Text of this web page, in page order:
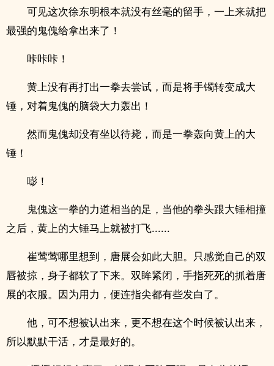
可见这次徐东明根本就没有丝毫的留手，一上来就把
最强的鬼傀给拿出来了！
咔咔咔！
黄上没有再打出一拳去尝试，而是将手镯转变成大
锤，对着鬼傀的脑袋大力轰出！
然而鬼傀却没有坐以待毙，而是一拳轰向黄上的大
锤！
嘭！
鬼傀这一拳的力道相当的足，当他的拳头跟大锤相撞
之后，黄上的大锤马上就被打飞......
崔莺莺哪里想到，唐展会如此大胆。只感觉自己的双
唇被掠，身子都软了下来。双眸紧闭，手指死死的抓着唐
展的衣服。因为用力，便连指尖都有些发白了。
他，可不想被认出来，更不想在这个时候被认出来，
所以默默干活，才是最好的。